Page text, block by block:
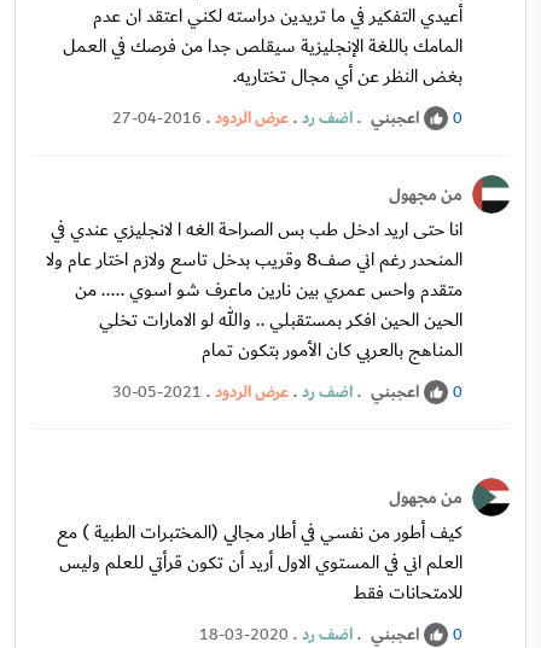
أعيدي التفكير في ما تريدين دراسته لكني اعتقد ان عدم
المامك باللغة الإنجليزية سيقلص جدا من فرصك في العمل
بغض النظر عن أي مجال تختاريه.
0 اعجبني .اضف رد.عرض الردود.
27-04-2016
من مجهول
انا حتى اريد ادخل طب بس الصراحة الغه ا لانجليزي عندي في
المنحدر رغم اني صف8 وقريب بدخل تاسع ولازم اختار عام ولا
متقدم واحس عمري بين نارين ماعرف شو اسوي ..... من
الحين الحين افكر بمستقبلي .. والله لو الامارات تخلي
المناهج بالعربي كان الأمور بتكون تمام
0 اعجبني .اضف رد.عرض الردود.
30-05-2021
من مجهول
كيف أطور من نفسي في أطار مجالي (المختبرات الطبية ) مع
العلم اني في المستوي الاول أريد أن تكون قرأتي للعلم وليس
للامتحانات فقط
0 اعجبني .اضف رد.
18-03-2020